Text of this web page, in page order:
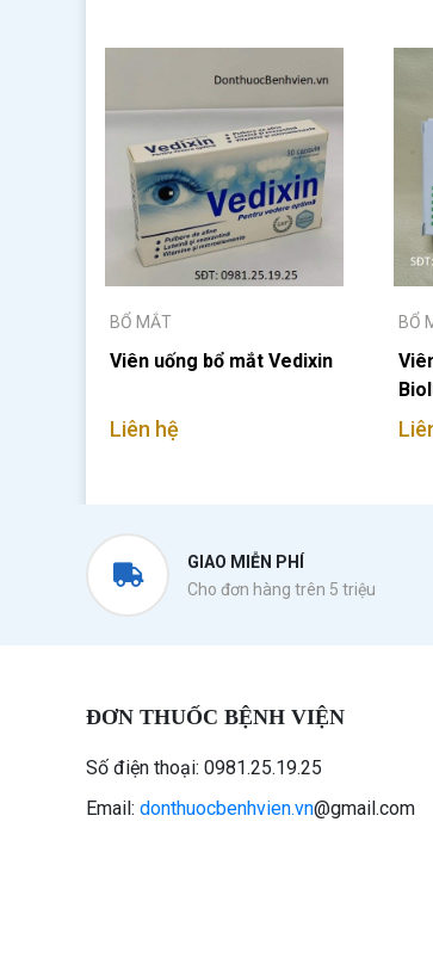
BỔ MẮT
Viên uống bổ mắt Vedixin
Liên hệ
BỔ
GIAO MIỄN PHÍ
Cho đơn hàng trên 5 triệu
ĐƠN THUỐC BỆNH VIỆN
Số điện thoại: 0981.25.19.25
Email: donthuocbenhvien.vn@gmail.com